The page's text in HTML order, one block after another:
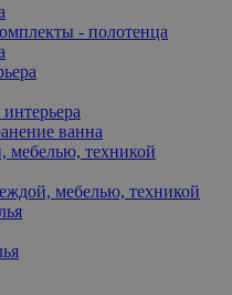
- полотенца
ванна
мебелью, техникой
мебелью, техникой